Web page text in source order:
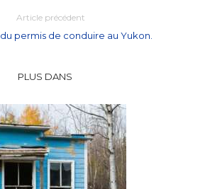
Article précédent
permis de conduire au Yukon.
PLUS DANS